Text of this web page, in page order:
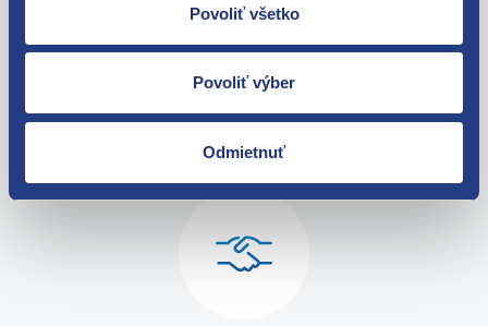
Povoliť všetko
Povoliť výber
Odmietnuť
Renault Laguna 1998 - 2001 1.9 dTi - F9Q
Renault Laguna 1998 - 2001 2.0 16V - F4R
Renault Laguna 1998 - 2001 2.0 - F3R
Nie ste spokojní? Vyriešime to!
Tovar môžete vrátiť do 60 dní od